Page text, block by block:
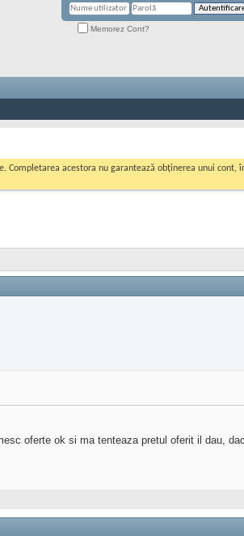
Memorez Cont?
acestora nu garantează obținerea unui cont,
oferte ok si ma tenteaza pretul oferit il dau,